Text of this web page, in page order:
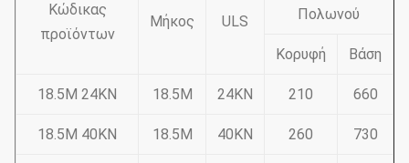
Κώδικας
προϊόντων
Μήκος ULS
Πολωνού
Κορυφή Βάση
18.5M 24KN 18.5M 24KN 210 660
18.5M 40KN 18.5M 40KN 260 730